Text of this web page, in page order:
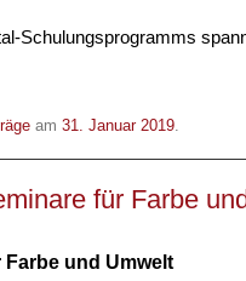
Schulungsprogramms
am 31. Januar 2019.
für Farbe
Farbe und Umwelt